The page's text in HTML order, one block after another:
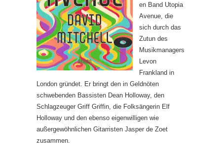
en Band Utopia
Avenue, die
sich durch das
Zutun des
Musikmanagers
Levon
Frankland in
London gründet. Er bringt den in Geldnöten
schwebenden Bassisten Dean Holloway, den
Schlagzeuger Griff Griffin, die Folksängerin Elf
Holloway und den ebenso eigenwilligen wie
außergewöhnlichen Gitarristen Jasper de Zoet
zusammen.